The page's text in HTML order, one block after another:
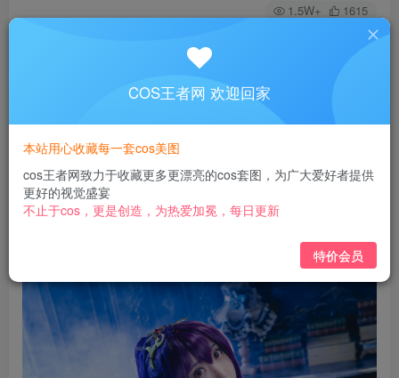
1.5W+ 1615
此内容为付费阅读，请付费后查看
3
黄金会员免费 钻石会员 免费
立即购买
COS王者网 欢迎回家
本站用心收藏每一套cos美图
cos王者网致力于收藏更多更漂亮的cos套图，为广大爱好者提供
更好的视觉盛宴
不止于cos，更是创造，为热爱加冕，每日更新
特价会员